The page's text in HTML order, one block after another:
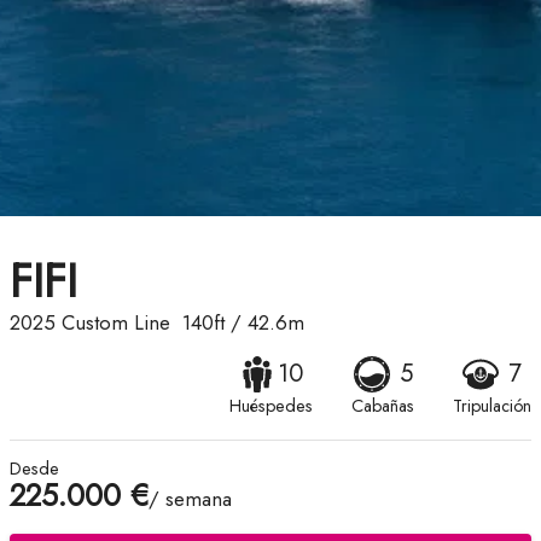
FIFI
2025 Custom Line 140ft/ 42.6m
10
Huéspedes
5
Cabañas
7
Tripulación
Desde
225.000 €/ semana